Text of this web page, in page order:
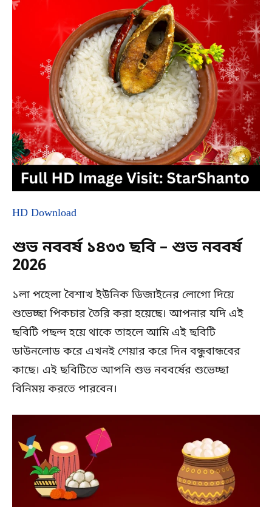
HD Download
শুভ নববর্ষ ১৪৩৩ ছবি – শুভ নববর্ষ
2026
১লা পহেলা বৈশাখ ইউনিক ডিজাইনের লোগো দিয়ে
শুভেচ্ছা পিকচার তৈরি করা হয়েছে। আপনার যদি এই
ছবিটি পছন্দ হয়ে থাকে তাহলে আমি এই ছবিটি
ডাউনলোড করে এখনই শেয়ার করে দিন বন্ধুবান্ধবের
কাছে। এই ছবিটিতে আপনি শুভ নববর্ষের শুভেচ্ছা
বিনিময় করতে পারবেন।